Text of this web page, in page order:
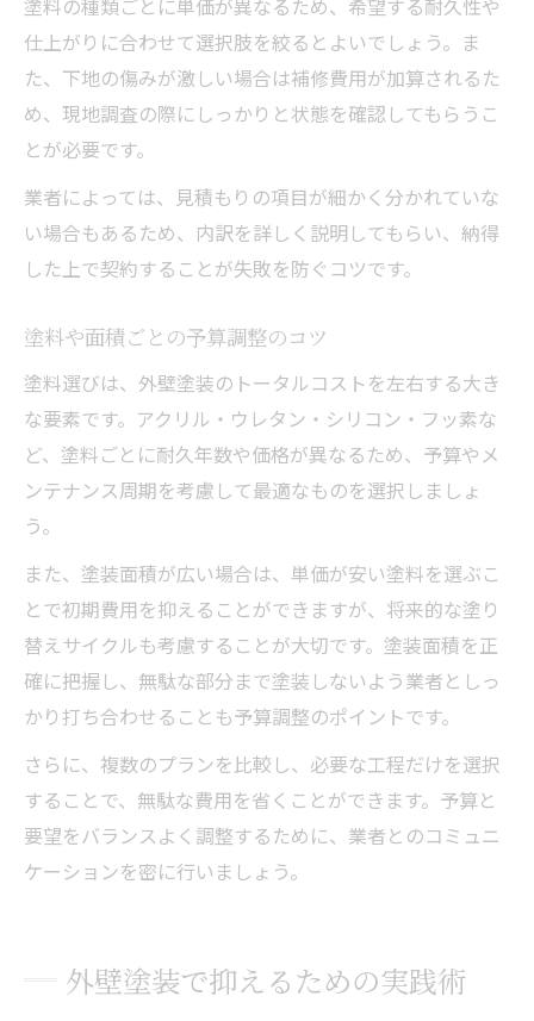
仕上がりに合わせて選択肢を絞るとよいでしょう。ま
た、下地の傷みが激しい場合は補修費用が加算されるた
め、現地調査の際にしっかりと状態を確認してもらうこ
とが必要です。
業者によっては、見積もりの項目が細かく分かれていな
い場合もあるため、内訳を詳しく説明してもらい、納得
した上で契約することが失敗を防ぐコツです。
塗料や面積ごとの予算調整のコツ
塗料選びは、外壁塗装のトータルコストを左右する大き
な要素です。アクリル・ウレタン・シリコン・フッ素な
ど、塗料ごとに耐久年数や価格が異なるため、予算やメ
ンテナンス周期を考慮して最適なものを選択しましょ
う。
また、塗装面積が広い場合は、単価が安い塗料を選ぶこ
とで初期費用を抑えることができますが、将来的な塗り
替えサイクルも考慮することが大切です。塗装面積を正
確に把握し、無駄な部分まで塗装しないよう業者としっ
かり打ち合わせることも予算調整のポイントです。
さらに、複数のプランを比較し、必要な工程だけを選択
することで、無駄な費用を省くことができます。予算と
要望をバランスよく調整するために、業者とのコミュニ
ケーションを密に行いましょう。
外壁塗装で抑えるための実践術